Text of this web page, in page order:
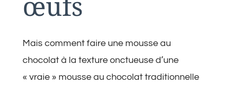
Mais comment faire une mousse au
chocolat à la texture onctueuse d’une
« vraie » mousse au chocolat traditionnelle